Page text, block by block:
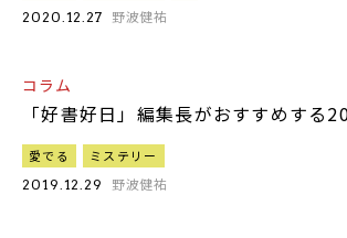
2020.12.27 野波健祐
コラム
「好書好日」編集長がおすすめする
愛でる ミステリー
2019.12.29 野波健祐